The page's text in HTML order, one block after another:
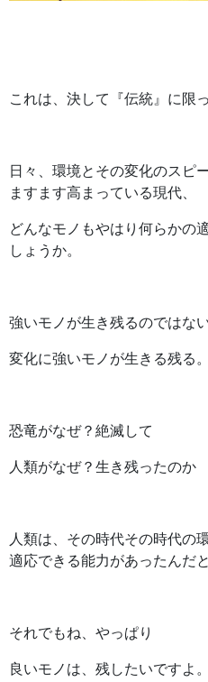
これは、決して『伝統』に限
日々、環境とその変化のスピ
ますます高まっている現代、
どんなモノもやはり何らかの
しょうか。
強いモノが生き残るのではな
変化に強いモノが生きる残る。
恐竜がなぜ？絶滅して
人類がなぜ？生き残ったのか
人類は、その時代その時代の
適応できる能力があったんだ
それでもね、やっぱり
良いモノは、残したいですよ。